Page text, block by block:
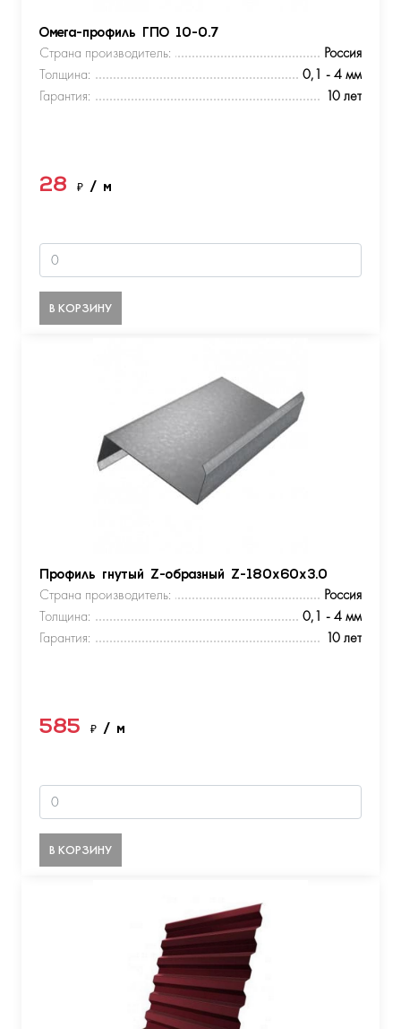
Омега-профиль ГПО 10-0.7
Страна производитель:
Россия
Толщина:
0,1 - 4 мм
Гарантия:
10 лет
28 ₽ / м
В КОРЗИНУ
Профиль гнутый Z-образный Z-180х60х3.0
Страна производитель:
Россия
Толщина:
0,1 - 4 мм
Гарантия:
10 лет
585 ₽ / м
В КОРЗИНУ